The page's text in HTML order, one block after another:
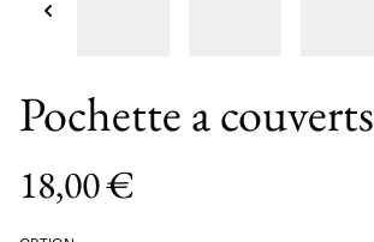
Pochette a couverts
18,00 €